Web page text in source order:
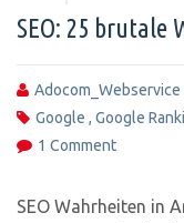
SEO: 25 brutale
Adocom_Webservice
Google , Google
1 Comment
SEO Wahrheiten in